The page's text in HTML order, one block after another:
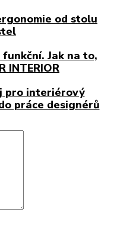
od stolu
Jak na to,
INTERIOR
pro interiérový
práce designérů